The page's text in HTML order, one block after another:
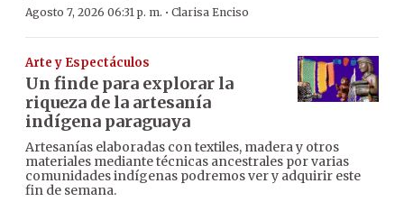
Agosto 7, 2026 06:31 p. m. · Clarisa Enciso
Arte y Espectáculos
Un finde para explorar la
riqueza de la artesanía
indígena paraguaya
Artesanías elaboradas con textiles, madera y otros
materiales mediante técnicas ancestrales por varias
comunidades indígenas podremos ver y adquirir este
fin de semana.